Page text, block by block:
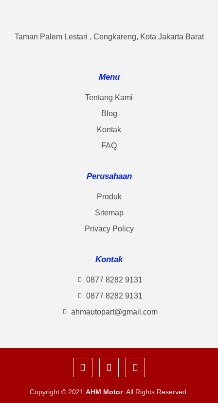
Taman Palem Lestari , Cengkareng, Kota Jakarta Barat
Menu
Tentang Kami
Blog
Kontak
FAQ
Perusahaan
Produk
Sitemap
Privacy Policy
Kontak
0877 8282 9131
0877 8282 9131
ahmautopart@gmail.com
Copyright © 2021 AHM Motor. All Rights Reserved.